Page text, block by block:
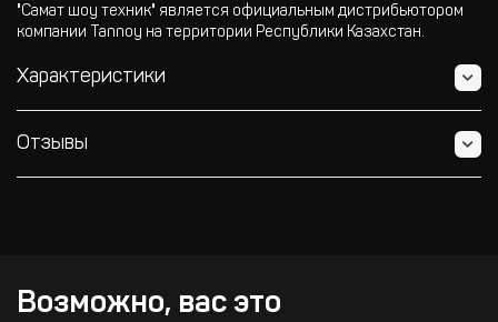
"Самат шоу техник" является официальным дистрибьютором
компании Tannoy на территории Республики Казахстан.
Характеристики
Отзывы
Возможно, вас это